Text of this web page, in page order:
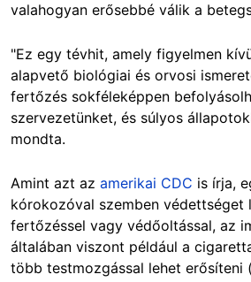
valahogyan erősebbé válik a
"Ez egy tévhit, amely figyelmen
alapvető biológiai és orvosi
fertőzés sokféleképpen
szervezetünket, és súlyos
mondta.
Amint azt az amerikai CDC is írja,
kórokozóval szemben védettséget
fertőzéssel vagy védőoltással, az
általában viszont például a
több testmozgással lehet erősíteni (